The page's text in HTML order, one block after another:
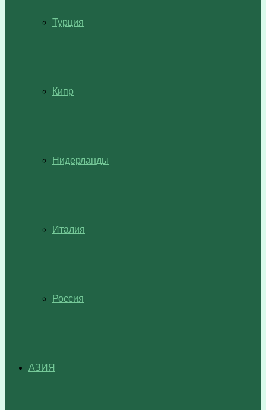
Турция
Кипр
Нидерланды
Италия
Россия
АЗИЯ